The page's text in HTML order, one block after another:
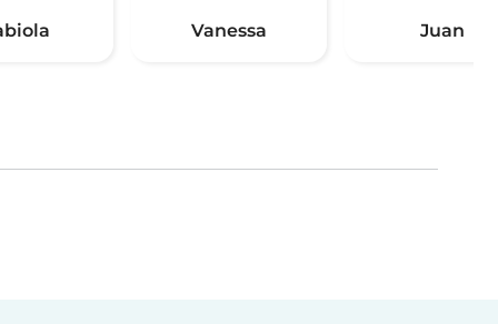
Vanessa Juan